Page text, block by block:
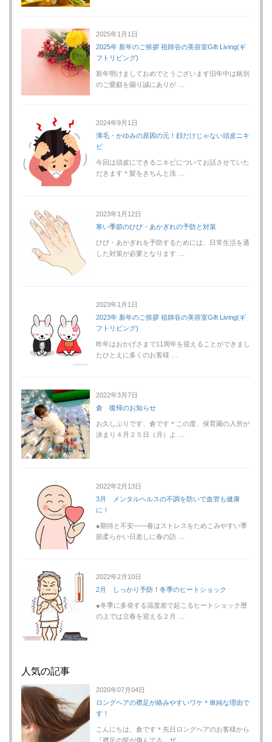
2025年1月1日
2025年 新年のご挨拶 祖師谷の美容室Gift Living(ギ
フトリビング)
新年明けましておめでとうございます旧年中は格別
のご愛顧を賜り誠にありが …
2024年9月1日
薄毛・かゆみの原因の元！顔だけじゃない頭皮ニキ
ビ
今回は頭皮にできるニキビについてお話させていた
だきます＊髪をきちんと洗 …
2023年1月12日
寒い季節のひび・あかぎれの予防と対策
ひび・あかぎれを予防するためには、日常生活を通
した対策が必要となります …
2023年1月1日
2023年 新年のご挨拶 祖師谷の美容室Gift Living(ギ
フトリビング)
昨年はおかげさまで11周年を迎えることができまし
たひとえに多くのお客様 …
2022年3月7日
倉 復帰のお知らせ
お久しぶりです、倉です＊この度、保育園の入所が
決まり４月２５日（月）よ …
2022年2月13日
3月 メンタルヘルスの不調を防いで血管も健康
に！
●期待と不安――春はストレスをためこみやすい季
節柔らかい日差しに春の訪 …
2022年2月10日
2月 しっかり予防！冬季のヒートショック
●冬季に多発する温度差で起こるヒートショック暦
の上では立春を迎える２月 …
人気の記事
2020年07月04日
ロングヘアの襟足が絡みやすいワケ＊単純な理由で
す！
こんにちは、倉です＊先日ロングヘアのお客様から
『襟足の髪が傷んでる、ザ...